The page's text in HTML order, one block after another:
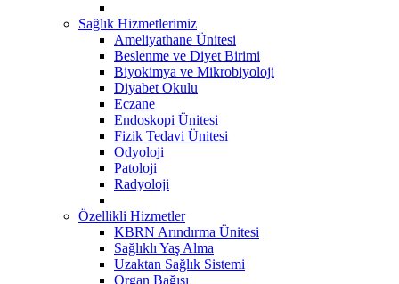
Sağlık Hizmetlerimiz
Ameliyathane Ünitesi
Beslenme ve Diyet Birimi
Biyokimya ve Mikrobiyoloji
Diyabet Okulu
Eczane
Endoskopi Ünitesi
​Fizik Tedavi Ünitesi
Odyoloji
Patoloji
Radyoloji
Özellikli Hizmetler
KBRN Arındırma Ünitesi
Sağlıklı Yaş Alma
Uzaktan Sağlık Sistemi
Organ Bağışı